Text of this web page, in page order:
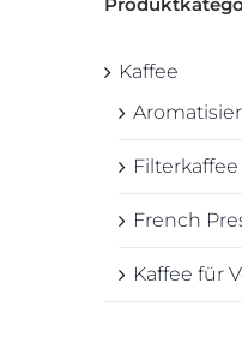
Kaffee
Filterkaffee
French
Kaffee für